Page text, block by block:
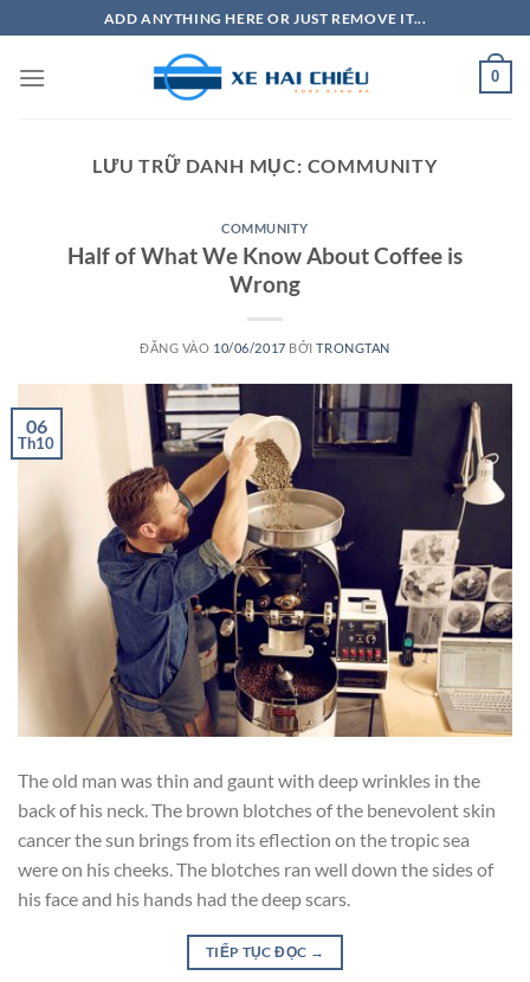
qua
nội
ADD ANYTHING HERE OR JUST REMOVE IT...
0
LƯU TRỮ DANH MỤC: COMMUNITY
COMMUNITY
Half of What We Know About Coffee is
Wrong
ĐĂNG VÀO 10/06/2017 BỞITRONGTAN
06
Th10
The old man was thin and gaunt with deep wrinkles in the
back of his neck. The brown blotches of the benevolent skin
cancer the sun brings from its eflection on the tropic sea
were on his cheeks. The blotches ran well down the sides of
his face and his hands had the deep scars.
TIẾP TỤC ĐỌC →